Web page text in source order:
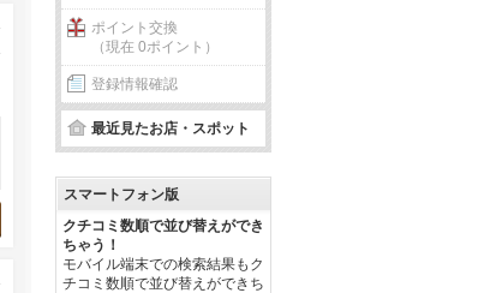
ポイント交換
（現在 0ポイント）
登録情報確認
最近見たお店・スポット
スマートフォン版
クチコミ数順で並び替えができ
ちゃう！
モバイル端末での検索結果もク
チコミ数順で並び替えができち